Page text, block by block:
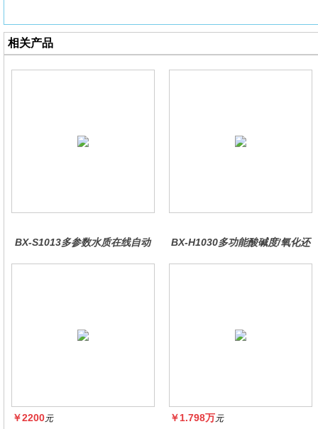
相关产品
BX-S1013多参数水质在线自动
BX-H1030多功能酸碱度/氧化还
￥2200元 ￥1.798万元